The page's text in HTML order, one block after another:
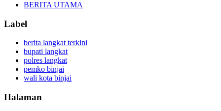
BERITA UTAMA
Label
berita langkat terkini
bupati langkat
polres langkat
pemko binjai
wali kota binjai
Halaman